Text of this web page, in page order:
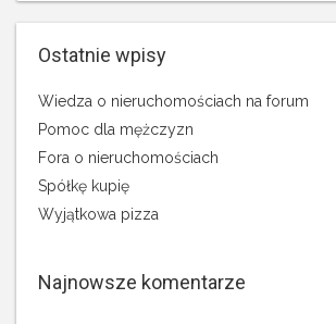
Ostatnie wpisy
Wiedza o nieruchomościach na forum
Pomoc dla mężczyzn
Fora o nieruchomościach
Spółkę kupię
Wyjątkowa pizza
Najnowsze komentarze